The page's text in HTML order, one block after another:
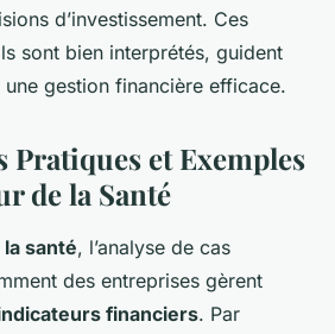
d’investissement. Ces
sont bien interprétés, guident
gestion financière efficace.
Pratiques et Exemples
de la Santé
santé, l’analyse de cas
des entreprises gèrent
financiers. Par